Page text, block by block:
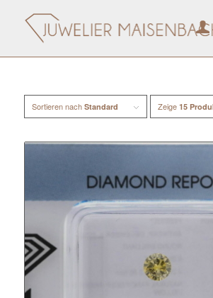
Sortieren nach Standard Zeige 15